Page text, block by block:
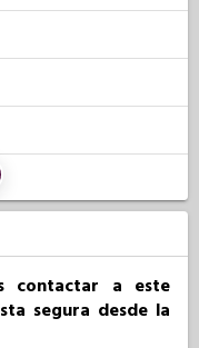
contactar a este
segura desde la